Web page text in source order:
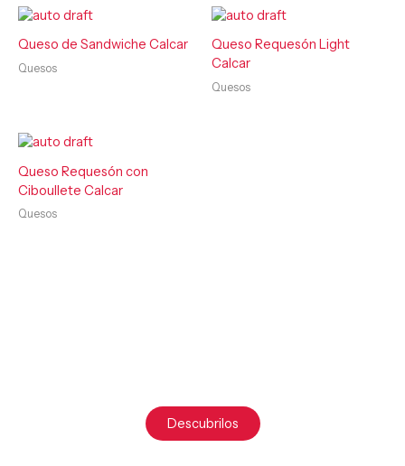
Queso de Sandwiche Calcar
Quesos
Queso Requesón Light
Calcar
Quesos
Queso Requesón con
Ciboullete Calcar
Quesos
Descubrilos